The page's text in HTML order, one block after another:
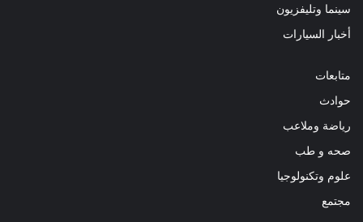
سينما وتليفزيون
أخبار السيارات
متابعات
حوادث
رياضة وملاعب
صحه و طب
علوم وتكنولوجيا
مجتمع